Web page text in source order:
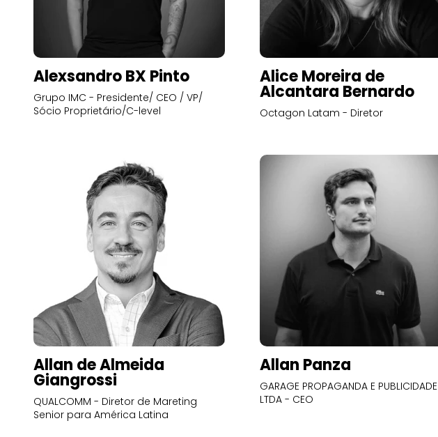
Alexsandro BX Pinto
Grupo IMC - Presidente/ CEO / VP/
Sócio Proprietário/C-level
Alice Moreira de
Alcantara Bernardo
Octagon Latam - Diretor
Allan de Almeida
Giangrossi
QUALCOMM - Diretor de Mareting
Senior para América Latina
Allan Panza
GARAGE PROPAGANDA E PUBLICIDADE
LTDA - CEO